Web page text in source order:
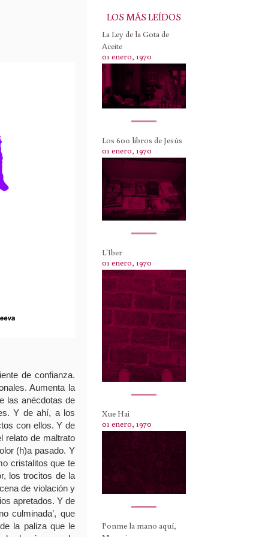
de confianza.
Aumenta la
las anécdotas de
Y de ahí, a los
con ellos. Y de
relato de maltrato
(h)a pasado. Y
cristalitos que te
los trocitos de la
de violación y
apretados. Y de
culminada’, que
la paliza que le
LOS MÁS LEÍDOS
La Ley de la Gota de
Aceite
01 enero, 1970
Los 600 libros de Jesús
01 enero, 1970
L'Iber
01 enero, 1970
Xue Hai
01 enero, 1970
Ponme la mano aquí,